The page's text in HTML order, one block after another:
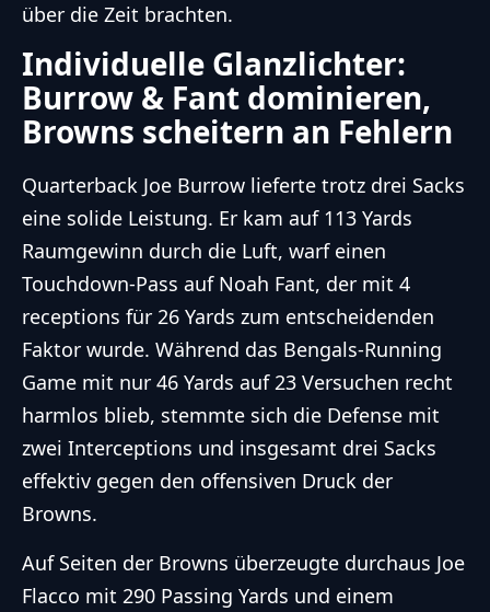
über die Zeit brachten.
Individuelle Glanzlichter:
Burrow & Fant dominieren,
Browns scheitern an Fehlern
Quarterback Joe Burrow lieferte trotz drei Sacks
eine solide Leistung. Er kam auf 113 Yards
Raumgewinn durch die Luft, warf einen
Touchdown-Pass auf Noah Fant, der mit 4
receptions für 26 Yards zum entscheidenden
Faktor wurde. Während das Bengals-Running
Game mit nur 46 Yards auf 23 Versuchen recht
harmlos blieb, stemmte sich die Defense mit
zwei Interceptions und insgesamt drei Sacks
effektiv gegen den offensiven Druck der
Browns.
Auf Seiten der Browns überzeugte durchaus Joe
Flacco mit 290 Passing Yards und einem